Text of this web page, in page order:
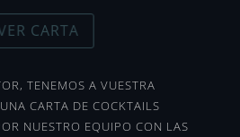
CARTA
TENEMOS A VUESTRA
CARTA DE COCKTAILS
NUESTRO EQUIPO CON LAS